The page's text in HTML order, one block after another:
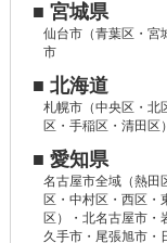
■ 宮城県
仙台市（青葉区・宮
市
■ 北海道
札幌市（中央区・北
区・手稲区・清田区）
■ 愛知県
名古屋市全域（熱田
区・中村区・西区・
区）・北名古屋市・
久手市・尾張旭市・